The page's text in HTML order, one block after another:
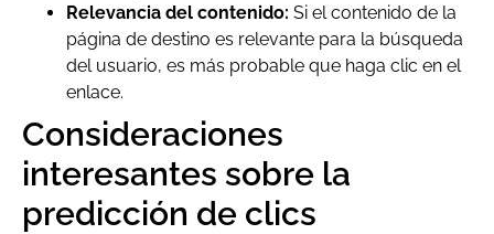
Relevancia del contenido: Si el contenido de la
página de destino es relevante para la búsqueda
del usuario, es más probable que haga clic en el
enlace.
Consideraciones
interesantes sobre la
predicción de clics